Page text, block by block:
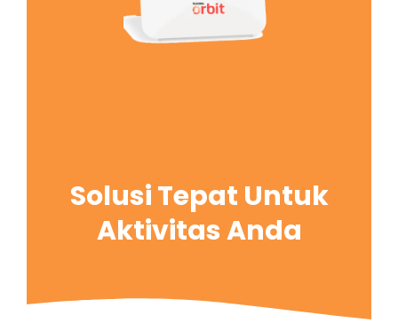
Solusi Tepat Untuk
Aktivitas Anda